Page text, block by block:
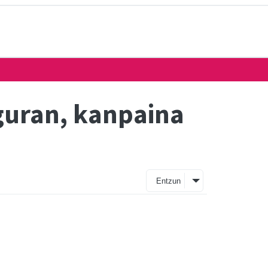
kanpaina
Entzun